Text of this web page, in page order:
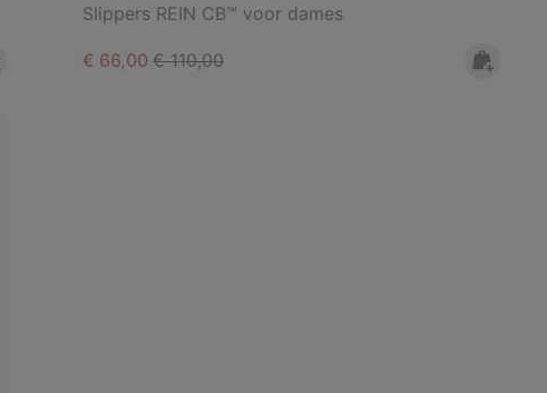
Slippers REIN CB™ voor dames
Sale price:
€ 66,00Regular price:
€ 110,00